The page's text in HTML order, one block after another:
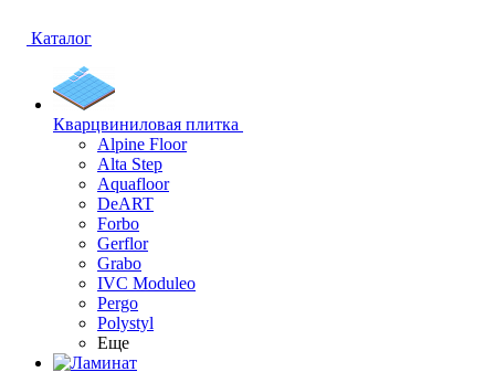
Каталог
Кварцвиниловая плитка
Alpine Floor
Alta Step
Aquafloor
DeART
Forbo
Gerflor
Grabo
IVC Moduleo
Pergo
Polystyl
Еще